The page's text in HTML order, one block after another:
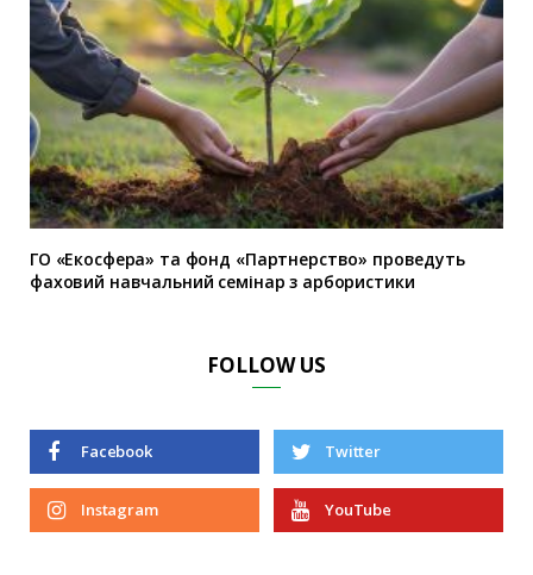
ГО «Екосфера» та фонд «Партнерство» проведуть
фаховий навчальний семінар з арбористики
FOLLOW US
Facebook Twitter
Instagram YouTube